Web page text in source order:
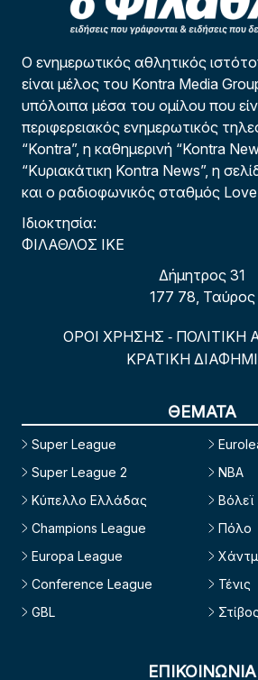
Ο ενημερωτικός αθλητικός
είναι μέλος του Kontra Media
υπόλοιπα μέσα του ομίλου που
περιφερειακός ενημερωτικός
“Kontra”, η καθημερινή “Kontra
“Κυριακάτικη Kontra News”, η
και ο ραδιοφωνικός σταθμός
Ιδιοκτησία:
ΦΙΛΑΘΛΟΣ ΙΚΕ
Δήμητρος 31
177 78, Ταύρος
ΟΡΟΙ ΧΡΗΣΗΣ - ΠΟΛΙΤΙΚΗ
ΚΡΑΤΙΚΗ
ΘΕΜΑΤΑ
Super League
Super League 2
Κύπελλο Ελλάδας
Champions League
Europa League
Conference League
GBL
NBA
Βόλεϊ
Πόλο
Τένις
Στίβος
ΕΠΙΚΟΙΝΩΝΙΑ